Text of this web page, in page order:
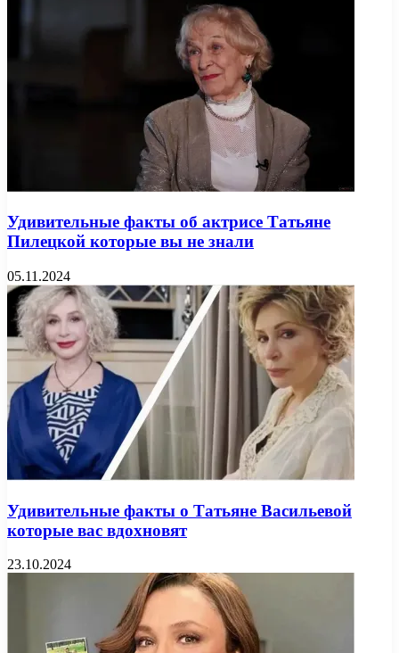
Удивительные факты об актрисе Татьяне
Пилецкой которые вы не знали
05.11.2024
Удивительные факты о Татьяне Васильевой
которые вас вдохновят
23.10.2024